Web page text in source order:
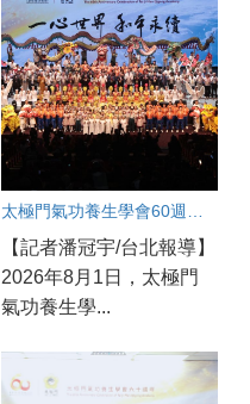
【記者潘冠宇/台北報導】
2026年8月1日，太極門
氣功養生學...